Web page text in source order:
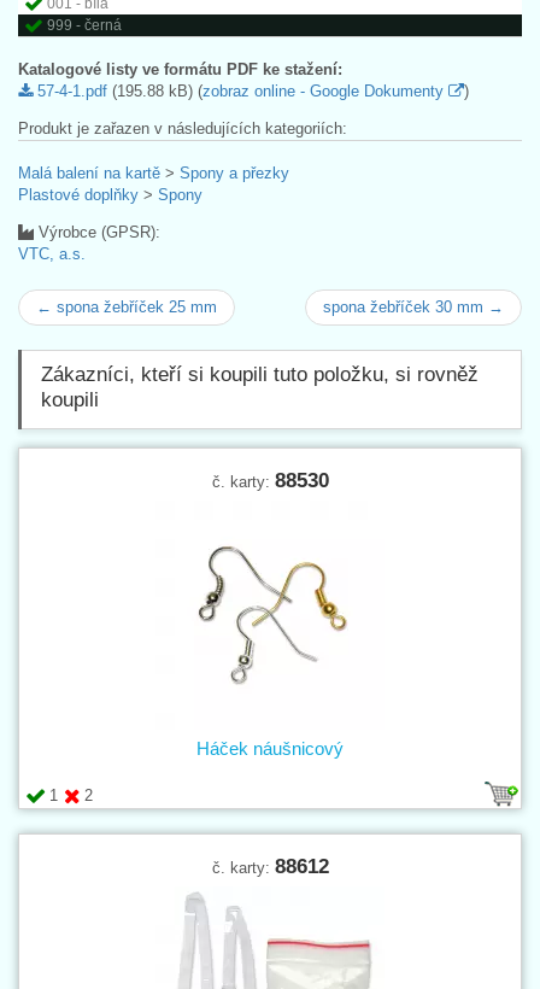
001 - bílá
999 - černá
Katalogové listy ve formátu PDF ke stažení:
57-4-1.pdf (195.88 kB) (zobraz online - Google Dokumenty )
Produkt je zařazen v následujících kategoriích:
Malá balení na kartě > Spony a přezky
Plastové doplňky > Spony
Výrobce (GPSR):
VTC, a.s.
← spona žebříček 25 mm spona žebříček 30 mm →
Zákazníci, kteří si koupili tuto položku, si rovněž
koupili
č. karty: 88530
1 2
Háček náušnicový
č. karty: 88612